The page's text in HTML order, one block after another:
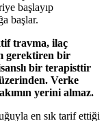
başlayıp
başlar.
travma, ilaç
gerektiren bir
bir terapisttir
Verke
yerini almaz.
en sık tarif ettiği